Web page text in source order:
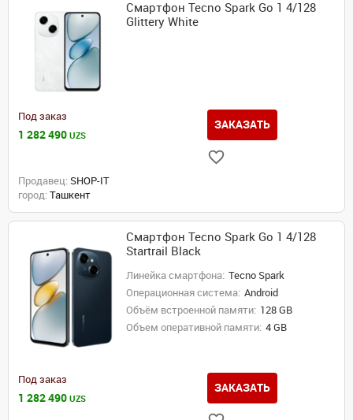
Смартфон Tecno Spark Go 1 4/128
Glittery White
Под заказ
1 282 490 UZS
ЗАКАЗАТЬ
Продавец: SHOP-IT
город: Ташкент
Смартфон Tecno Spark Go 1 4/128
Startrail Black
Линейка смартфона: Tecno Spark
Операционная система: Android
Объём встроенной памяти: 128 GB
Объем оперативной памяти: 4 GB
Под заказ
1 282 490 UZS
ЗАКАЗАТЬ